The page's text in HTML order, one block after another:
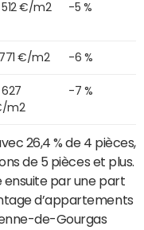
512 €/m2 -5 %
771 €/m2 -6 %
627
m2
-7 %
26,4 % de 4 pièces,
de 5 pièces et plus.
ensuite par une part
d’appartements
de-Gourgas